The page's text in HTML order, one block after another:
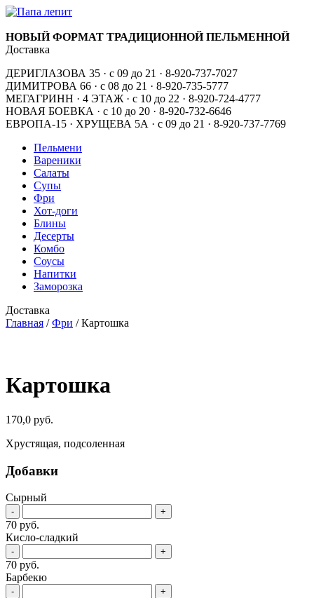
НОВЫЙ ФОРМАТ ТРАДИЦИОННОЙ ПЕЛЬМЕННОЙ
Доставка
ДЕРИГЛАЗОВА 35 · с 09 до 21 · 8-920-737-7027
ДИМИТРОВА 66 · с 08 до 21 · 8-920-735-5777
МЕГАГРИНН · 4 ЭТАЖ · с 10 до 22 · 8-920-724-4777
НОВАЯ БОЕВКА · с 10 до 20 · 8-920-732-6646
ЕВРОПА-15 · ХРУЩЕВА 5А · с 09 до 21 · 8-920-737-7769
Пельмени
Вареники
Салаты
Супы
Фри
Хот-доги
Блины
Десерты
Комбо
Соусы
Напитки
Заморозка
Доставка
Главная /Фри / Картошка
Картошка
170,0 руб.
Хрустящая, подсоленная
Добавки
Сырный
- +
70 руб.
Кисло-сладкий
- +
70 руб.
Барбекю
- +